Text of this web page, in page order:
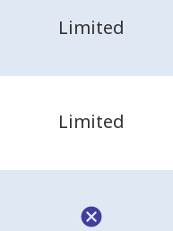
Limited
Limited